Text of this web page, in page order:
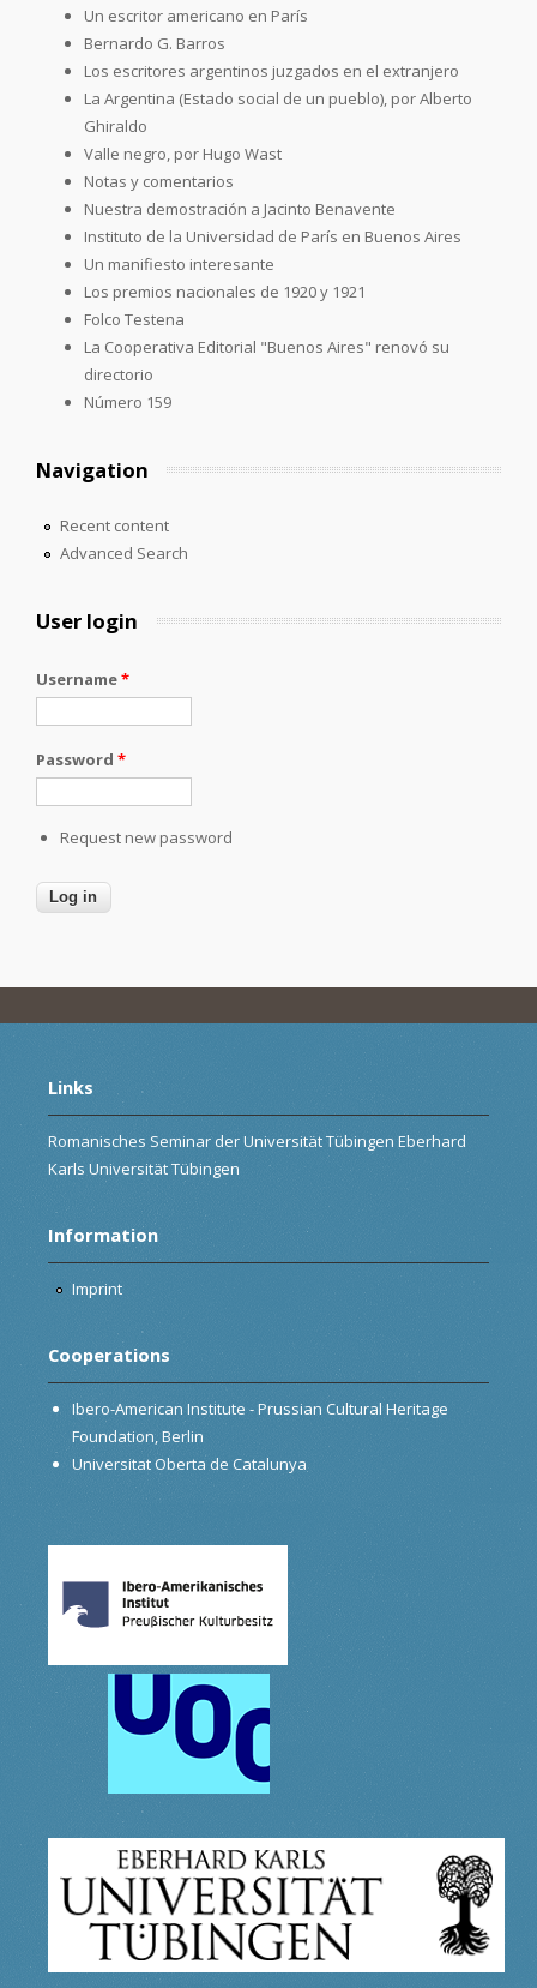
Un escritor americano en París
Bernardo G. Barros
Los escritores argentinos juzgados en el extranjero
La Argentina (Estado social de un pueblo), por Alberto
Ghiraldo
Valle negro, por Hugo Wast
Notas y comentarios
Nuestra demostración a Jacinto Benavente
Instituto de la Universidad de París en Buenos Aires
Un manifiesto interesante
Los premios nacionales de 1920 y 1921
Folco Testena
La Cooperativa Editorial "Buenos Aires" renovó su
directorio
Número 159
Navigation
Recent content
Advanced Search
User login
Username*
Password *
Request new password
Links
Romanisches Seminar der Universität Tübingen Eberhard
Karls Universität Tübingen
Information
Imprint
Cooperations
Ibero-American Institute - Prussian Cultural Heritage
Foundation, Berlin
Universitat Oberta de Catalunya